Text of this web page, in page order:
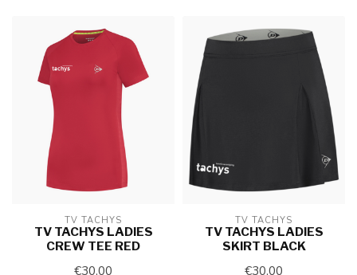
TV TACHYS
TV TACHYS LADIES
CREW TEE RED
€30,00
TV TACHYS
TV TACHYS LADIES
SKIRT BLACK
€30,00